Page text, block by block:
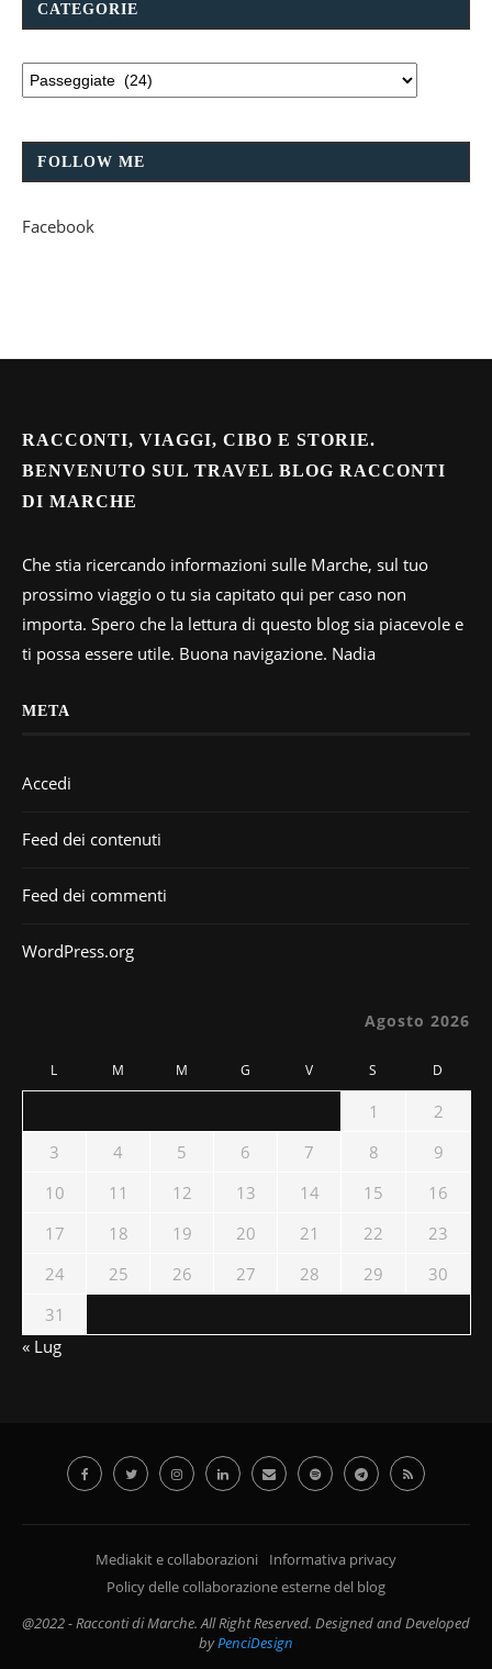
CATEGORIE
FOLLOW ME
Facebook
RACCONTI, VIAGGI, CIBO E STORIE.
BENVENUTO SUL TRAVEL BLOG RACCONTI
DI MARCHE
Che stia ricercando informazioni sulle Marche, sul tuo
prossimo viaggio o tu sia capitato qui per caso non
importa. Spero che la lettura di questo blog sia piacevole e
ti possa essere utile. Buona navigazione. Nadia
META
Accedi
Feed dei contenuti
Feed dei commenti
WordPress.org
Agosto 2026
L M M G V S D
1
2
3
4 5 6 7 8
9
10
11 12 13 14 15
16
17
18 19 20 21 22
23
24
25 26 27 28 29
30
31
« Lug
Mediakit e collaborazioni
Informativa privacy
Policy delle collaborazione esterne del blog
@2022 - Racconti di Marche. All Right Reserved. Designed and Developed
byPenciDesign